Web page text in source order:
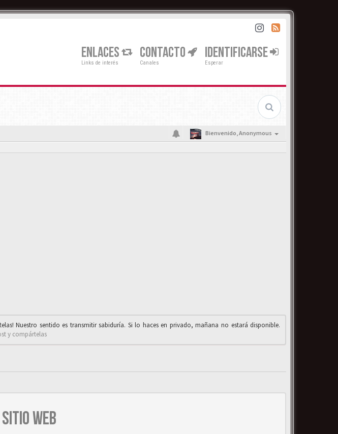
ENLACES
Links de interés
CONTACTO
Canales
IDENTIFICARSE
Esperar
Bienvenido,Anonymous
Nuestro sentido es transmitir sabiduría. Si lo haces en privado, mañana no estará disponible.
y compártelas
WEB